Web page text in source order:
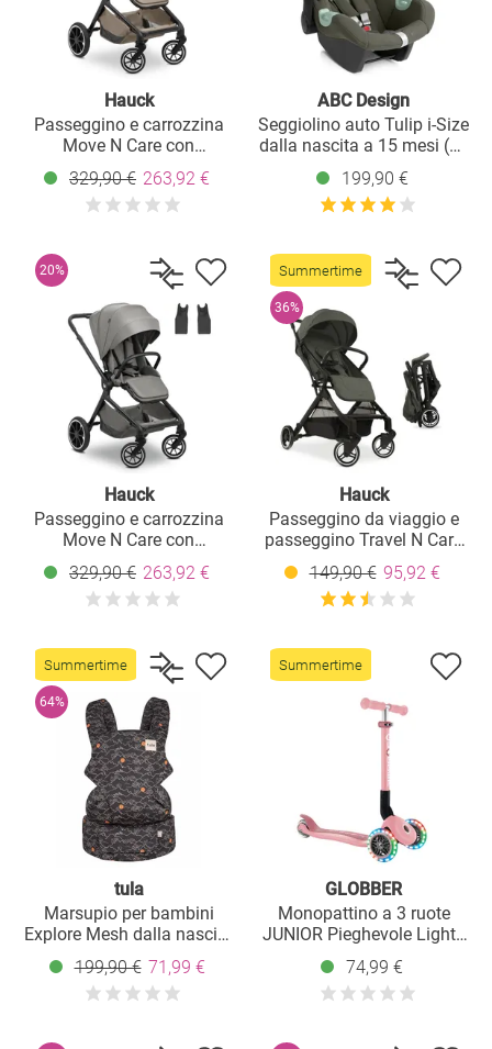
Hauck
Passeggino e carrozzina
Move N Care con
adattatore per seggiolino
auto - Moka
329,90 € 263,92 €
ABC Design
Seggiolino auto Tulip i-Size
dalla nascita a 15 mesi (45
cm - 85 cm) con capottina
e riduttore di seduta -
Salvia
199,90 €
20%
Hauck
Passeggino e carrozzina
Move N Care con
adattatore per seggiolino
auto - Grigio scuro
329,90 € 263,92 €
Summertime
36%
Hauck
Passeggino da viaggio e
passeggino Travel N Care
con funzione sdraiata, solo
6,8 kg (carico massimo 22
kg) - Olive scuro
149,90 € 95,92 €
Summertime
64%
tula
Marsupio per bambini
Explore Mesh dalla nascita
da 3,2 kg a 20,4 kg - 3
posizioni pancia
davanti/dietro, schienale in
199,90 € 71,99 €
Summertime
GLOBBER
Monopattino a 3 ruote
JUNIOR Pieghevole Lights
da 2 anni fino a 50 kg con
ruote luminose - Rosa
pastello
74,99 €